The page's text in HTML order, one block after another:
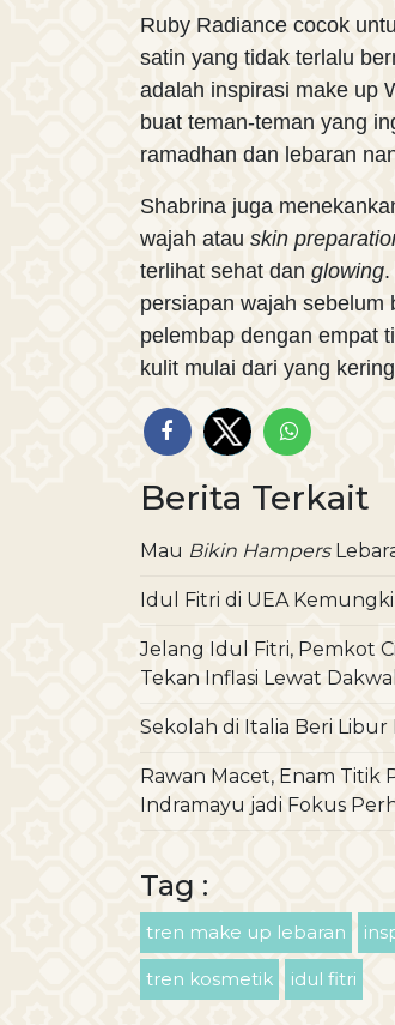
Ruby Radiance cocok
satin yang tidak terlalu
adalah inspirasi make up
buat teman-teman yang
ramadhan dan lebaran
Shabrina juga
wajah atau skin
terlihat sehat dan glowing
persiapan wajah sebelum
pelembap dengan empat
kulit mulai dari yang
Berita Terkait
Mau Bikin Hampers
Idul Fitri di UEA
Jelang Idul Fitri, Pemkot
Tekan Inflasi Lewat
Sekolah di Italia Beri
Rawan Macet, Enam Titik
Indramayu jadi Fokus
Tag :
tren make up lebaran
tren kosmetik idul fitri